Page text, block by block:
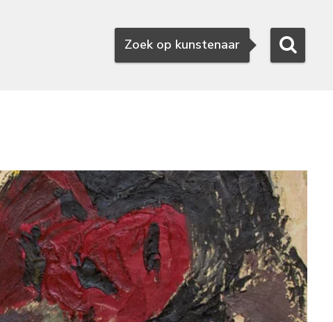
Zoeken
Zoek op kunstenaar